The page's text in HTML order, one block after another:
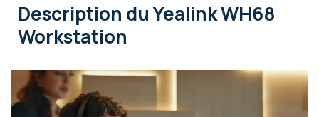
Description du Yealink WH68
Workstation